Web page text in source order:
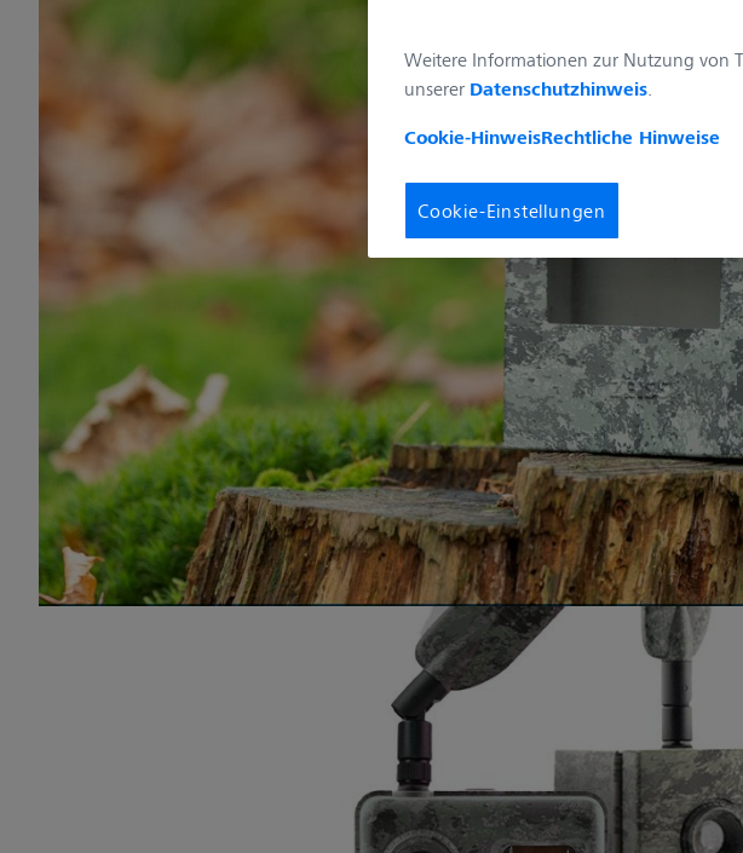
Weitere Informationen zur Nutzung von
unserer Datenschutzhinweis.
Cookie-HinweisRechtliche Hinweise
Cookie-Einstellungen